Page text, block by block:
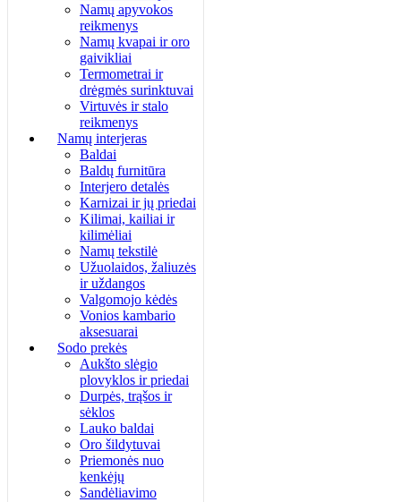
Namų apyvokos
reikmenys
Namų kvapai ir oro
gaivikliai
Termometrai ir
drėgmės surinktuvai
Virtuvės ir stalo
reikmenys
Namų interjeras
Baldai
Baldų furnitūra
Interjero detalės
Karnizai ir jų priedai
Kilimai, kailiai ir
kilimėliai
Namų tekstilė
Užuolaidos, žaliuzės
ir uždangos
Valgomojo kėdės
Vonios kambario
aksesuarai
Sodo prekės
Aukšto slėgio
plovyklos ir priedai
Durpės, trąšos ir
sėklos
Lauko baldai
Oro šildytuvai
Priemonės nuo
kenkėjų
Sandėliavimo